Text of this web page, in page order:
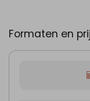
Formaten en